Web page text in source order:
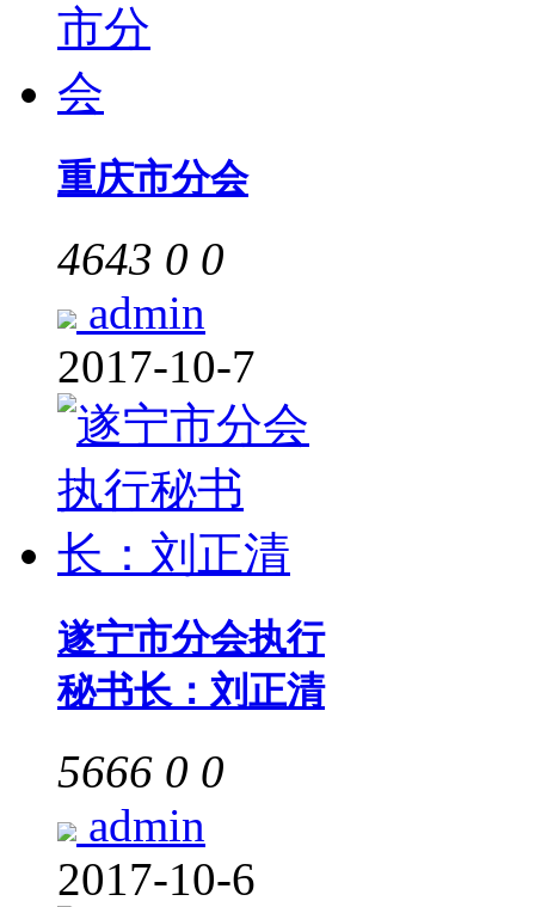
重庆市分会
4643 0 0
admin
2017-10-7
遂宁市分会执行
秘书长：刘正清
5666 0 0
admin
2017-10-6